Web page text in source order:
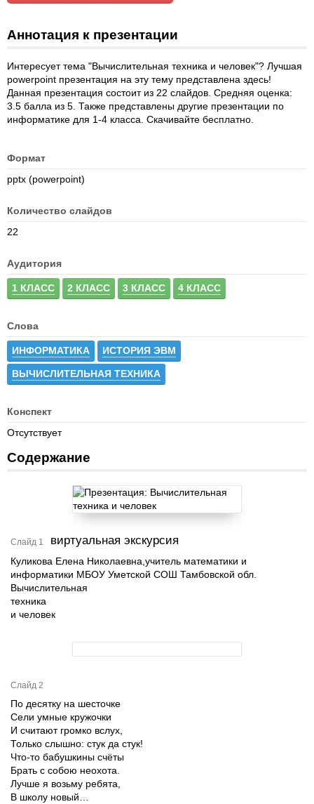
Аннотация к презентации
Интересует тема "Вычислительная техника и человек"? Лучшая
powerpoint презентация на эту тему представлена здесь!
Данная презентация состоит из 22 слайдов. Средняя оценка:
3.5 балла из 5. Также представлены другие презентации по
информатике для 1-4 класса. Скачивайте бесплатно.
Формат
pptx (powerpoint)
Количество слайдов
22
Аудитория
1 КЛАСС 2 КЛАСС 3 КЛАСС 4 КЛАСС
Слова
ИНФОРМАТИКА ИСТОРИЯ ЭВМ
ВЫЧИСЛИТЕЛЬНАЯ ТЕХНИКА
Конспект
Отсутствует
Содержание
Слайд 1 виртуальная экскурсия
Куликова Елена Николаевна,учитель математики и
информатики МБОУ Уметской СОШ Тамбовской обл.
Вычислительная
техника
и человек
Слайд 2
По десятку на шесточке
Сели умные кружочки
И считают громко вслух,
Только слышно: стук да стук!
Что-то бабушкины счёты
Брать с собою неохота.
Лучше я возьму ребята,
В школу новый…